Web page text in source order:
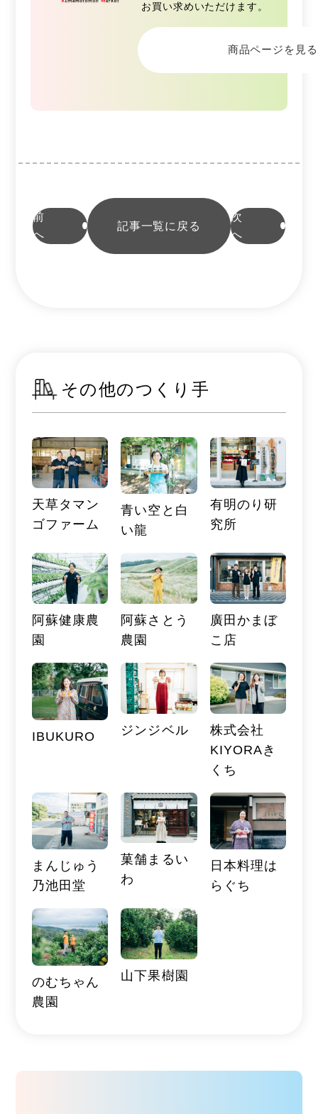
お買い求めいただけます。
商品ページを見る
前
へ
記事一覧に戻る
次
へ
その他のつくり手
天草タマン
ゴファーム
青い空と白
い龍
有明のり研
究所
阿蘇健康農
園
阿蘇さとう
農園
廣田かまぼ
こ店
IBUKURO ジンジベル
株式会社
KIYORAき
くち
まんじゅう
乃池田堂
菓舗まるい
わ
日本料理は
らぐち
のむちゃん
農園
山下果樹園